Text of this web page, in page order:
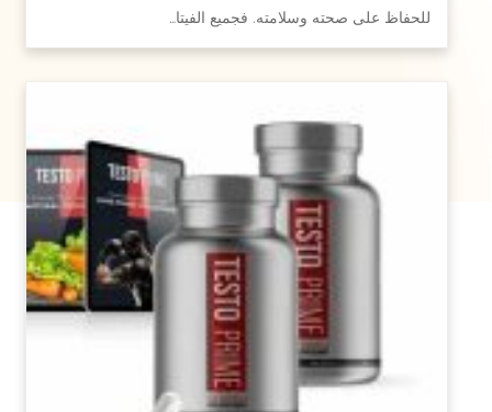
للحفاظ على صحته وسلامته. فجميع الفيتا…